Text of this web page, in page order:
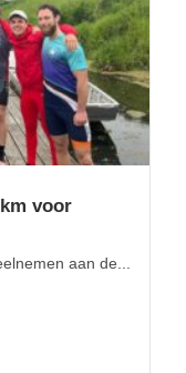
voor
aan de...